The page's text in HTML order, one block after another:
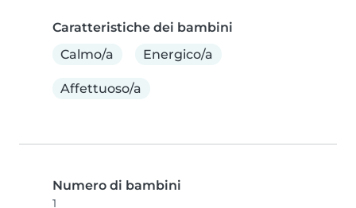
Caratteristiche dei bambini
Calmo/a
Energico/a
Affettuoso/a
Numero di bambini
1